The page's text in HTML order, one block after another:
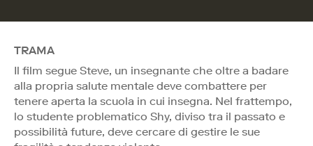
TRAMA
Il film segue Steve, un insegnante che oltre a badare
alla propria salute mentale deve combattere per
tenere aperta la scuola in cui insegna. Nel frattempo,
lo studente problematico Shy, diviso tra il passato e
possibilità future, deve cercare di gestire le sue